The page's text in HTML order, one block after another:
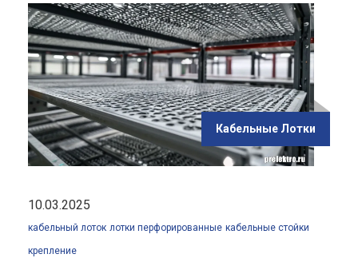
Кабельные Лотки
10.03.2025
кабельный лоток лотки перфорированные кабельные стойки
крепление